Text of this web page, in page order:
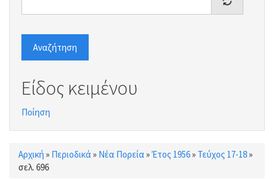
Αναζήτηση
Είδος κειμένου
Ποίηση
Είστε εδώ
Αρχική » Περιοδικά » Νέα Πορεία »Έτος 1956» Τεύχος 17-18»
σελ. 696